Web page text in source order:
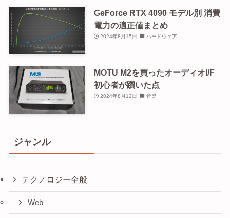
GeForce RTX 4090 モデル別 消費
電力の適正値まとめ
2024年8月15日 ハードウェア
MOTU M2を買ったオーディオI/F
初心者が躓いた点
2024年8月12日 音楽
ジャンル
テクノロジー全般
Web